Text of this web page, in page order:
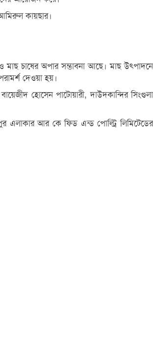
কায়ছার।
চাষের অপার সম্ভাবনা আছে। মাছ উৎপাদনে
দেওয়া হয়।
হোসেন পাটোয়ারী, দাউদকান্দির সিংগুলা
এলাকার আর কে ফিড এন্ড পোল্ট্রি লিমিটেডের